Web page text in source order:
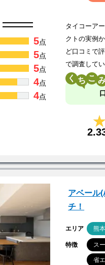
5点
5点
5点
4点
4点
タイコーア
クトの実例
ど口コミで
で調査して
く こ
アベール
チ！
エリア 熊本
特徴 ス
省